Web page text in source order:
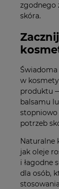
zgodnego
skóra.
w
produktu
balsamu
stopniowo
potrzeb
Naturalne
jak oleje
i łagodne
dla osób,